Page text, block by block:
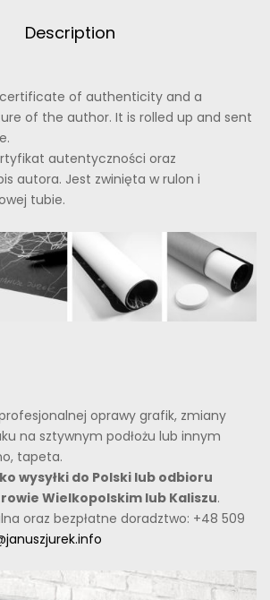
Description
of authenticity and a
of the author. It is rolled up and sent
autentyczności oraz
autora. Jest zwinięta w rulon i
tubie.
oprawy grafik, zmiany
na sztywnym podłożu lub innym
tapeta.
wysyłki do Polski lub odbioru
Wielkopolskim lub Kaliszu.
oraz bezpłatne doradztwo: +48 509